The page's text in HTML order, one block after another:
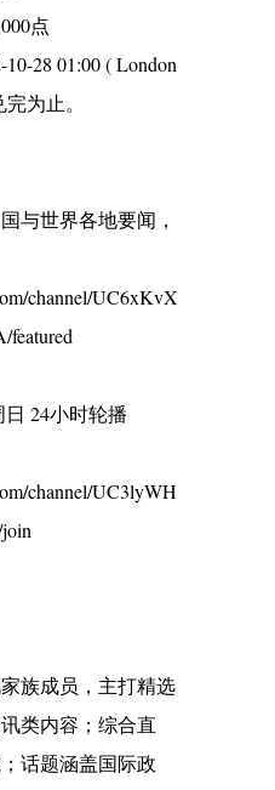
点
28 01:00 ( London
为止。
与世界各地要闻，
channel/UC6xKvX
24小时轮播
channel/UC3lyWH
族成员，主打精选
类内容；综合直
话题涵盖国际政